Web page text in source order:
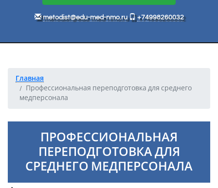
metodist@edu-med-nmo.ru +74998260032
Главная
Профессиональная переподготовка для среднего
медперсонала
ПРОФЕССИОНАЛЬНАЯ
ПЕРЕПОДГОТОВКА ДЛЯ
СРЕДНЕГО МЕДПЕРСОНАЛА